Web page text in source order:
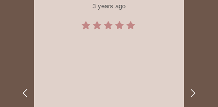
3 years ago